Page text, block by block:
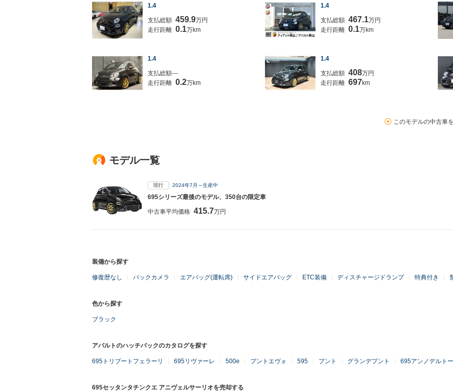
1.4
支払総額 459.9万円
走行距離 0.1万km
1.4
支払総額 467.1万円
走行距離 0.1万km
1.4
支払総額---
走行距離 0.2万km
1.4
支払総額 408万円
走行距離 697km
このモデルの中古車
モデル一覧
現行 2024年7月～生産中
695シリーズ最後のモデル、350台の限定車
中古車平均価格 415.7万円
装備から探す
修復歴なし バックカメラ エアバッグ(運転席) サイドエアバッグ ETC装備 ディスチャージドランプ 特典付き
色から探す
ブラック
アバルトのハッチバックのカタログを探す
695トリブートフェラーリ 695リヴァーレ 500e プントエヴォ 595 プント グランデプント 695アンノデルト
695セッタンタチンクエ アニヴェルサーリオを売却する